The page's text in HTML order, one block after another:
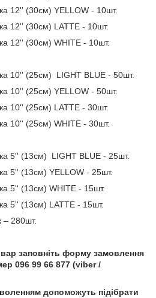
12'' (30см) YELLOW - 10шт.
12'' (30см) LATTE - 10шт.
12'' (30см) WHITE - 10шт.
10'' (25см) LIGHT BLUE - 50шт.
10'' (25см) YELLOW - 50шт.
10'' (25см) LATTE - 30шт.
10'' (25см) WHITE - 30шт.
5'' (13см) LIGHT BLUE - 25шт.
5'' (13см) YELLOW - 25шт.
5'' (13см) WHITE - 15шт.
5'' (13см) LATTE - 15шт.
– 280шт.
заповніть форму замовлення
096 99 66 877 (viber /
допоможуть підібрати